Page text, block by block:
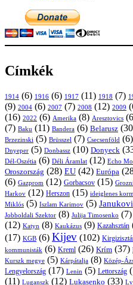
Címkék
1914 (6) 1916 (6) 1917 (11) 1918 (7)
(9) 2004 (6) 2007 (7) 2008 (12) 2009
(16) 2022 (6) Amerika (8) Aresztovics
(7) Baku (11) Bandera (6) Belarusz
Brzezinski (5) Brüsszel (7) Csecsenföld (6)
Dnyeper (5) Donbassz (10) Donyeck
Dél-Oszétia (6) Déli Áramlat (12) Echo
Oroszország (28) EU (42) Európa
(6) Gazprom (12) Gorbacsov (15)
Harkov (12) Herszon (15) ideiglenes
Miklós (5) Iszlam Karimov (5)
Jobboldali Szektor (8) Julija Timosenko (7)
(12) Katyn (8) Kaukázus (9) Kazahsztán
(17) KGB (6) Kijev (102)
kommunisták (6) Kreml (26) Krím (37)
Kurszk megye (5) Kárpátalja (8) Közép-
Lengyelország (17) Lenin (5) Lettország
(11) Luganszk (12) Lukasenko (33)